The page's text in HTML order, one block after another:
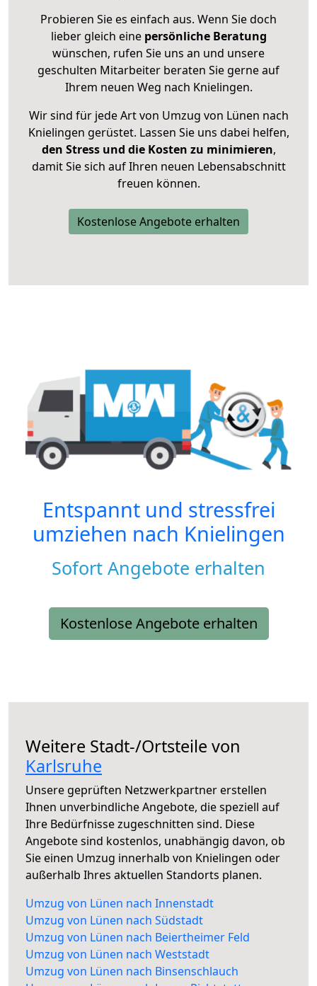
Probieren Sie es einfach aus. Wenn Sie doch
lieber gleich eine persönliche Beratung
wünschen, rufen Sie uns an und unsere
geschulten Mitarbeiter beraten Sie gerne auf
Ihrem neuen Weg nach Knielingen.
Wir sind für jede Art von Umzug von Lünen nach
Knielingen gerüstet. Lassen Sie uns dabei helfen,
den Stress und die Kosten zu minimieren,
damit Sie sich auf Ihren neuen Lebensabschnitt
freuen können.
Kostenlose Angebote erhalten
Entspannt und stressfrei
umziehen nach Knielingen
Sofort Angebote erhalten
Kostenlose Angebote erhalten
Weitere Stadt-/Ortsteile von
Karlsruhe
Unsere geprüften Netzwerkpartner erstellen
Ihnen unverbindliche Angebote, die speziell auf
Ihre Bedürfnisse zugeschnitten sind. Diese
Angebote sind kostenlos, unabhängig davon, ob
Sie einen Umzug innerhalb von Knielingen oder
außerhalb Ihres aktuellen Standorts planen.
Umzug von Lünen nach Innenstadt
Umzug von Lünen nach Südstadt
Umzug von Lünen nach Beiertheimer Feld
Umzug von Lünen nach Weststadt
Umzug von Lünen nach Binsenschlauch